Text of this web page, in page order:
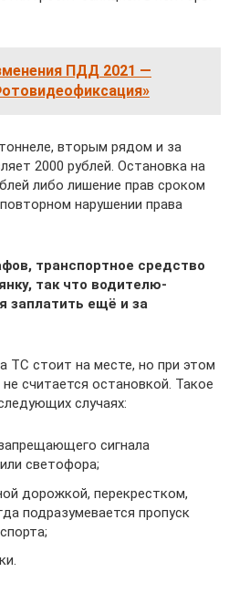
ПДД 2021 —
вторым рядом и за
2000 рублей. Остановка на
либо лишение прав сроком
нарушении права
транспортное средство
так что водителю-
заплатить ещё и за
ТС стоит на месте, но при этом
считается остановкой. Такое
случаях:
сигнала
светофора;
дорожкой, перекрестком,
подразумевается пропуск